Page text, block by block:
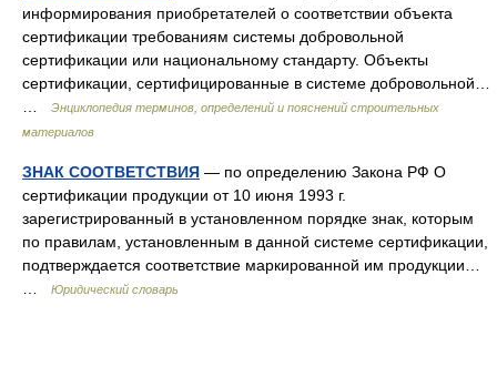
информирования приобретателей о соответствии объекта
сертификации требованиям системы добровольной
сертификации или национальному стандарту. Объекты
сертификации, сертифицированные в системе добровольной…
Энциклопедия терминов, определений и пояснений строительных
материалов
ЗНАК СООТВЕТСТВИЯ — по определению Закона РФ О
сертификации продукции от 10 июня 1993 г.
зарегистрированный в установленном порядке знак, которым
по правилам, установленным в данной системе сертификации,
подтверждается соответствие маркированной им продукции…
Юридический словарь